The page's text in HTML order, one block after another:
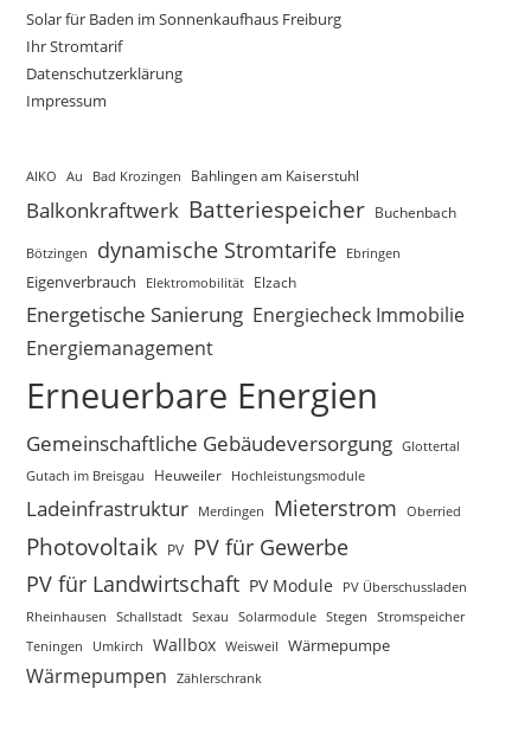
Solar für Baden im Sonnenkaufhaus Freiburg
Ihr Stromtarif
Datenschutzerklärung
Impressum
AIKO Au Bad Krozingen Bahlingen am Kaiserstuhl
Balkonkraftwerk Batteriespeicher Buchenbach
Bötzingen dynamische Stromtarife Ebringen
Eigenverbrauch Elektromobilität Elzach
Energetische Sanierung Energiecheck Immobilie
Energiemanagement
Erneuerbare Energien
Gemeinschaftliche Gebäudeversorgung Glottertal
Gutach im Breisgau
Heuweiler Hochleistungsmodule
Ladeinfrastruktur Merdingen Mieterstrom Oberried
Photovoltaik PV PV für Gewerbe
PV für Landwirtschaft PV Module
PV Überschussladen
Rheinhausen
Schallstadt Sexau Solarmodule Stegen
Stromspeicher
Teningen
Umkirch Wallbox Weisweil Wärmepumpe
Wärmepumpen Zählerschrank